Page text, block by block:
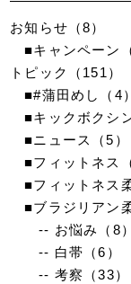
お知らせ （8）
■キャンペーン
トピック
（151）
■#蒲田めし
（4）
■キックボクシ
■ニュース
（5）
■フィットネス
■フィットネス
■ブラジリアン
-- お悩み
（8）
-- 白帯 （6）
-- 考察
（33）